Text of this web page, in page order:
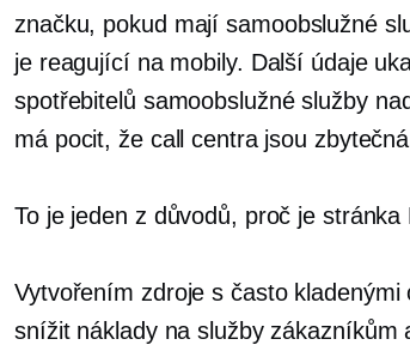
značku, pokud majísamoobslužné
je reagující na mobily. Další údaje
spotřebitelů samoobslužné služby
má pocit, že call centra jsou
To je jeden z důvodů, proč je stránka
Vytvořením zdroje s často
snížit náklady na služby zákazníkům